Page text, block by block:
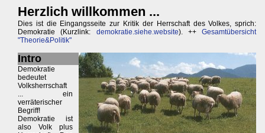
Herzlich willkommen ...
Dies ist die Eingangsseite zur Kritik der Herrschaft des Volkes, sprich:
Demokratie (Kurzlink: demokratie.siehe.website). ++Gesamtübersicht
"Theorie&Politik"
Intro
Demokratie
bedeutet
Volksherrschaft
... ein
verräterischer
Begriff!
Demokratie ist
also Volk plus